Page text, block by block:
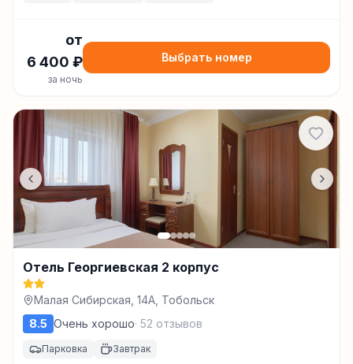
от
6 400 ₽
за ночь
Выбрать номер
Отель Георгиевская 2 корпус
Малая Сибирская, 14А, Тобольск
8.5 Очень хорошо· 52 отзывов
Парковка Завтрак